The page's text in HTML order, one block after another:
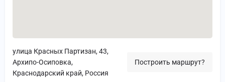
улица Красных Партизан, 43,
Архипо-Осиповка,
Краснодарский край, Россия
Построить маршрут?